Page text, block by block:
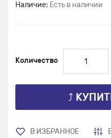
Наличие: Есть в наличии
Количество
⤴
В ИЗБРАННОЕ